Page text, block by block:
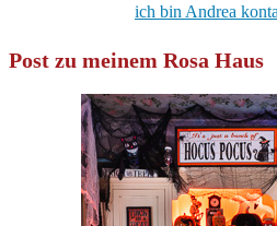
ich bin Andrea
Post zu meinem Rosa Haus